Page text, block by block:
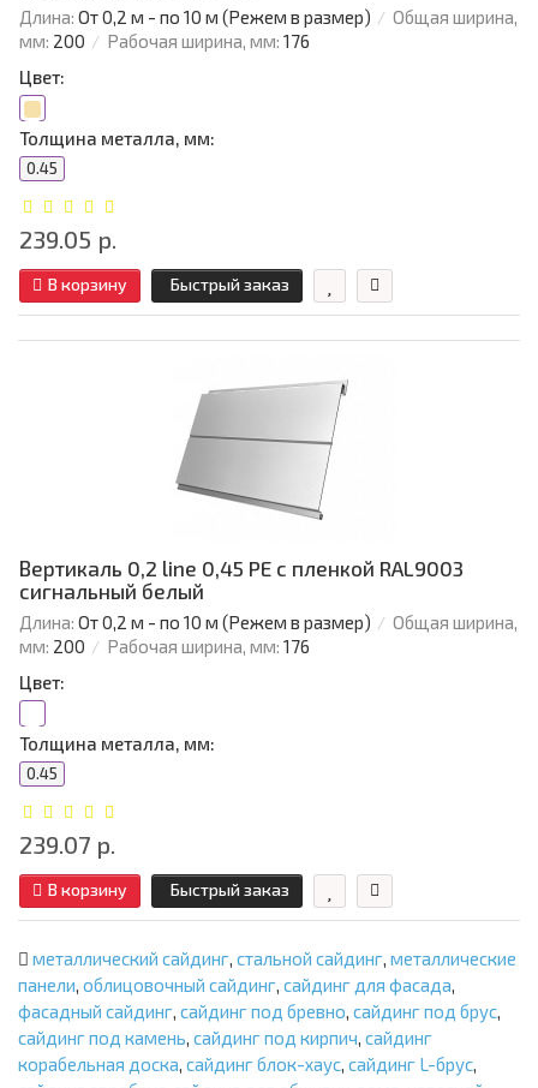
Длина: От 0,2 м - по 10 м (Режем в размер)
Общая ширина,
мм: 200 Рабочая ширина, мм: 176
Цвет:
Толщина металла, мм:
0.45
239.05 р.
В корзину Быстрый заказ
Вертикаль 0,2 line 0,45 PE с пленкой RAL9003
сигнальный белый
Длина: От 0,2 м - по 10 м (Режем в размер)
Общая ширина,
мм: 200 Рабочая ширина, мм: 176
Цвет:
Толщина металла, мм:
0.45
239.07 р.
В корзину Быстрый заказ
металлический сайдинг, стальной сайдинг, металлические
панели, облицовочный сайдинг, сайдинг для фасада,
фасадный сайдинг, сайдинг под бревно, сайдинг под брус,
сайдинг под камень, сайдинг под кирпич, сайдинг
корабельная доска, сайдинг блок-хаус, сайдинг L-брус,